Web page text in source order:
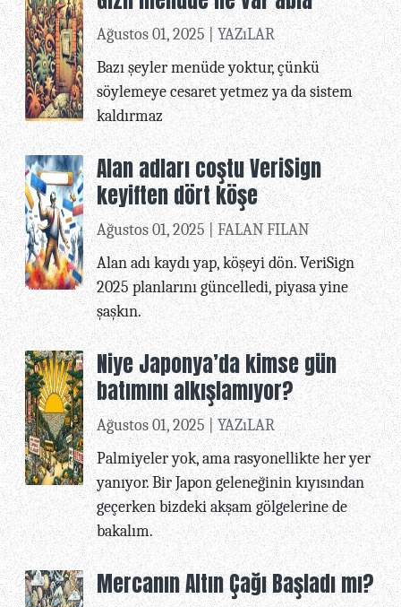
Ağustos 01, 2025 |YAZıLAR
Bazı şeyler menüde yoktur, çünkü
söylemeye cesaret yetmez ya da sistem
kaldırmaz
Alan adları coştu VeriSign
keyiften dört köşe
Ağustos 01, 2025 | FALAN FILAN
Alan adı kaydı yap, köşeyi dön. VeriSign
2025 planlarını güncelledi, piyasa yine
şaşkın.
Niye Japonya’da kimse gün
batımını alkışlamıyor?
Ağustos 01, 2025 | YAZıLAR
Palmiyeler yok, ama rasyonellikte her yer
yanıyor. Bir Japon geleneğinin kıyısından
geçerken bizdeki akşam gölgelerine de
bakalım.
Mercanın Altın Çağı Başladı mı?